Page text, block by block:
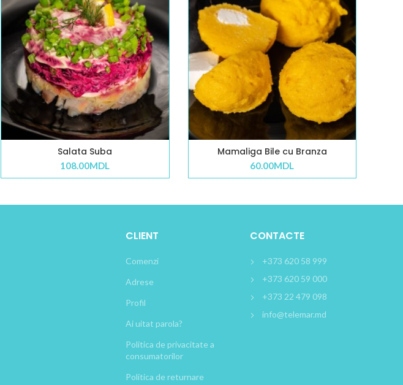
Salata Suba
108.00MDL
Mamaliga Bile cu Branza
60.00MDL
CLIENT
Comenzi
Adrese
Profil
Ai uitat parola?
Politica de privacitate a
consumatorilor
Politica de returnare
CONTACTE
+373 620 58 999
+373 620 59 000
+373 22 479 098
info@telemar.md